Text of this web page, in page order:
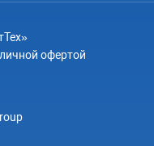
офертой